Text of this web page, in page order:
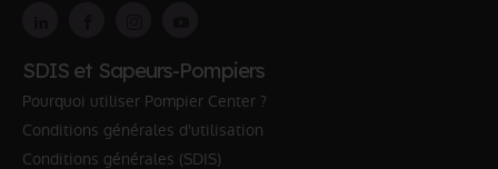
SDIS et Sapeurs-Pompiers
Pourquoi utiliser Pompier Center ?
Conditions générales d'utilisation
Conditions générales (SDIS)